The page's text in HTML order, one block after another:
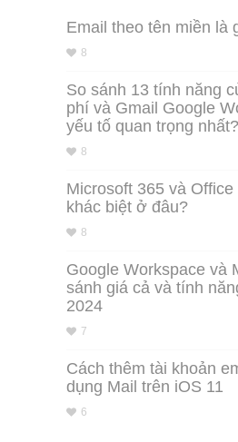
Email theo tên miền là
8
So sánh 13 tính năng
phí và Gmail Google
yếu tố quan trọng nhất?
8
Microsoft 365 và
khác biệt ở đâu?
8
Google Workspace và
sánh giá cả và tính
2024
7
Cách thêm tài khoản
dụng Mail trên iOS 11
6